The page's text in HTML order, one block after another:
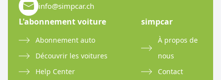
info@simpcar.ch
L'abonnement voiture
Abonnement auto
Découvrir les voitures
Help Center
simpcar
À propos de
nous
Contact